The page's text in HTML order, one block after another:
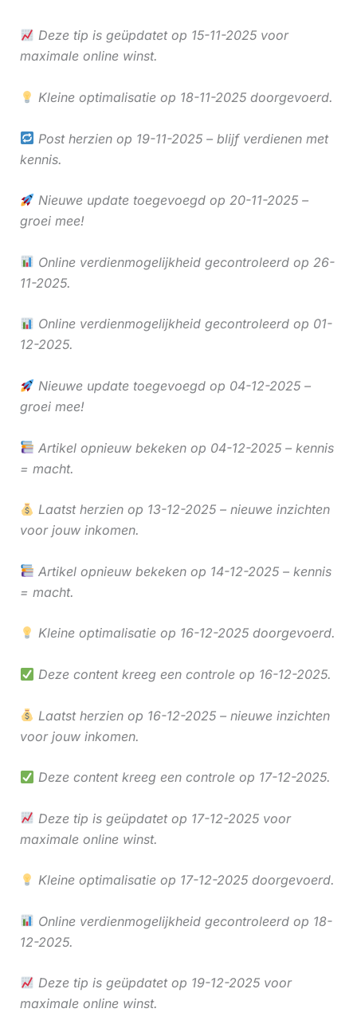
Deze tip is geüpdatet op 15-11-2025 voor
maximale online winst.
Kleine optimalisatie op 18-11-2025 doorgevoerd.
Post herzien op 19-11-2025 – blijf verdienen met
kennis.
Nieuwe update toegevoegd op 20-11-2025 –
groei mee!
Online verdienmogelijkheid gecontroleerd op 26-
11-2025.
Online verdienmogelijkheid gecontroleerd op 01-
12-2025.
Nieuwe update toegevoegd op 04-12-2025 –
groei mee!
Artikel opnieuw bekeken op 04-12-2025 – kennis
= macht.
Laatst herzien op 13-12-2025 – nieuwe inzichten
voor jouw inkomen.
Artikel opnieuw bekeken op 14-12-2025 – kennis
= macht.
Kleine optimalisatie op 16-12-2025 doorgevoerd.
Deze content kreeg een controle op 16-12-2025.
Laatst herzien op 16-12-2025 – nieuwe inzichten
voor jouw inkomen.
Deze content kreeg een controle op 17-12-2025.
Deze tip is geüpdatet op 17-12-2025 voor
maximale online winst.
Kleine optimalisatie op 17-12-2025 doorgevoerd.
Online verdienmogelijkheid gecontroleerd op 18-
12-2025.
Deze tip is geüpdatet op 19-12-2025 voor
maximale online winst.